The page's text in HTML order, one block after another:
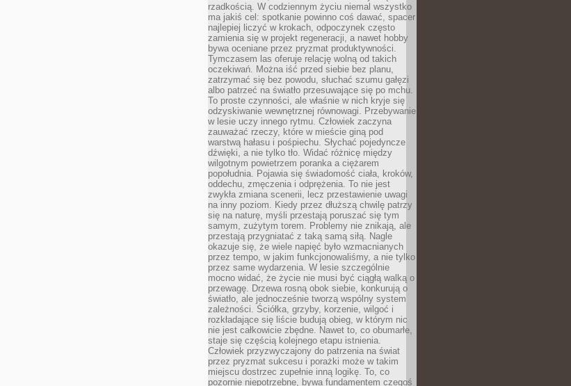
rzadkością. W codziennym życiu niemal wszystko
ma jakiś cel: spotkanie powinno coś dawać, spacer
najlepiej liczyć w krokach, odpoczynek często
zamienia się w projekt regeneracji, a nawet hobby
bywa oceniane przez pryzmat produktywności.
Tymczasem las oferuje relację wolną od takich
oczekiwań. Można iść przed siebie bez planu,
zatrzymać się bez powodu, słuchać szumu gałęzi
albo patrzeć na światło przesuwające się po mchu.
To proste czynności, ale właśnie w nich kryje się
odzyskiwanie wewnętrznej równowagi. Przebywanie
w lesie uczy innego rytmu. Człowiek zaczyna
zauważać rzeczy, które w mieście giną pod
warstwą hałasu i pośpiechu. Słychać pojedyncze
dźwięki, a nie tylko tło. Widać różnicę między
wilgotnym powietrzem poranka a ciężarem
popołudnia. Pojawia się świadomość ciała, kroków,
oddechu, zmęczenia i odprężenia. To nie jest
zwykła zmiana scenerii, lecz przestawienie uwagi
na inny poziom. Kiedy przez dłuższą chwilę patrzy
się na naturę, myśli przestają poruszać się tym
samym, zużytym torem. Problemy nie znikają, ale
przestają przygniatać z taką samą siłą. Nagle
okazuje się, że wiele napięć było wzmacnianych
przez tempo, w jakim funkcjonowaliśmy, a nie tylko
przez same wydarzenia. W lesie szczególnie
mocno widać, że życie nie musi być ciągłą walką o
przewagę. Drzewa rosną obok siebie, konkurują o
światło, ale jednocześnie tworzą wspólny system
zależności. Ściółka, grzyby, korzenie, wilgoć i
rozkładające się liście budują obieg, w którym nic
nie jest całkowicie zbędne. Nawet to, co obumarłe,
staje się częścią kolejnego etapu istnienia.
Człowiek przyzwyczajony do patrzenia na świat
przez pryzmat sukcesu i porażki może w takim
miejscu dostrzec zupełnie inną logikę. To, co
pozornie niepotrzebne, bywa fundamentem czegoś